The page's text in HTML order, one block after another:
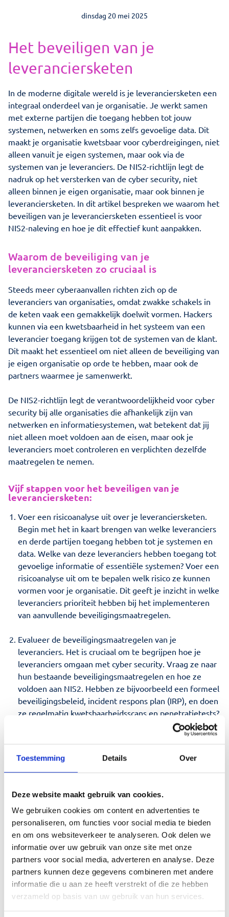
Toestemming Details Over
Deze website maakt gebruik van cookies.
We gebruiken cookies om content en advertenties te
personaliseren, om functies voor social media te bieden
en om ons websiteverkeer te analyseren. Ook delen we
informatie over uw gebruik van onze site met onze
partners voor social media, adverteren en analyse. Deze
partners kunnen deze gegevens combineren met andere
informatie die u aan ze heeft verstrekt of die ze hebben
verzameld op basis van uw gebruik van hun services.
Virtuele CISO
Zoeken
dinsdag 20 mei 2025
Het beveiligen van je
leveranciersketen
In de moderne digitale wereld is je leveranciersketen een
integraal onderdeel van je organisatie. Je werkt samen
met externe partijen die toegang hebben tot jouw
systemen, netwerken en soms zelfs gevoelige data. Dit
maakt je organisatie kwetsbaar voor cyberdreigingen, niet
alleen vanuit je eigen systemen, maar ook via de
systemen van je leveranciers. De NIS2-richtlijn legt de
nadruk op het versterken van de cyber security, niet
alleen binnen je eigen organisatie, maar ook binnen je
leveranciersketen. In dit artikel bespreken we waarom het
beveiligen van je leveranciersketen essentieel is voor
NIS2-naleving en hoe je dit effectief kunt aanpakken.
Waarom de beveiliging van je
leveranciersketen zo cruciaal is
Steeds meer cyberaanvallen richten zich op de
leveranciers van organisaties, omdat zwakke schakels in
de keten vaak een gemakkelijk doelwit vormen. Hackers
kunnen via een kwetsbaarheid in het systeem van een
leverancier toegang krijgen tot de systemen van de klant.
Dit maakt het essentieel om niet alleen de beveiliging van
je eigen organisatie op orde te hebben, maar ook de
partners waarmee je samenwerkt.
De NIS2-richtlijn legt de verantwoordelijkheid voor cyber
security bij alle organisaties die afhankelijk zijn van
netwerken en informatiesystemen, wat betekent dat jij
niet alleen moet voldoen aan de eisen, maar ook je
leveranciers moet controleren en verplichten dezelfde
maatregelen te nemen.
Vijf stappen voor het beveiligen van je
leveranciersketen:
Voer een risicoanalyse uit over je leveranciersketen.
Begin met het in kaart brengen van welke leveranciers
en derde partijen toegang hebben tot je systemen en
data. Welke van deze leveranciers hebben toegang tot
gevoelige informatie of essentiële systemen? Voer een
risicoanalyse uit om te bepalen welk risico ze kunnen
vormen voor je organisatie. Dit geeft je inzicht in welke
leveranciers prioriteit hebben bij het implementeren
van aanvullende beveiligingsmaatregelen.
Evalueer de beveiligingsmaatregelen van je
leveranciers. Het is cruciaal om te begrijpen hoe je
leveranciers omgaan met cyber security. Vraag ze naar
hun bestaande beveiligingsmaatregelen en hoe ze
voldoen aan NIS2. Hebben ze bijvoorbeeld een formeel
beveiligingsbeleid, incident respons plan (IRP), en doen
ze regelmatig kwetsbaarheidsscans en penetratietests?
Zorg ervoor dat je een duidelijk inzicht hebt in hun
beveiligingspraktijken voordat je met hen samenwerkt.
Stel contractuele beveiligingseisen in. Wanneer je
contracten afsluit met leveranciers, zorg er dan voor
bijvoorbeeld inhouden dat leveranciers verplicht
worden om regelmatig hun systemen te updaten,
beveiligingsincidenten onmiddellijk te melden, en dat
je het recht hebt om audits van hun systemen uit te
voeren. Deze contractuele voorwaarden helpen ervoor
te zorgen dat leveranciers zich houden aan de juiste
maatregelen.
Implementeer een continu monitoringsysteem. Het
beveiligen van je leveranciersketen stopt niet bij het